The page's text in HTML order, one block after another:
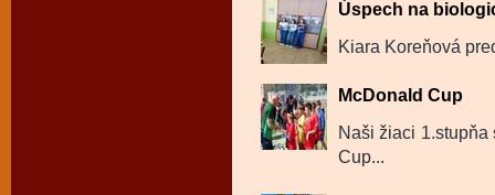
Úspech na
Kiara Koreňová
McDonald Cup
Naši žiaci
Cup...